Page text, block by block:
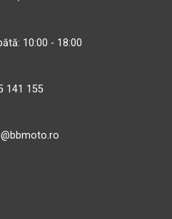
10:00 - 18:00
141 155